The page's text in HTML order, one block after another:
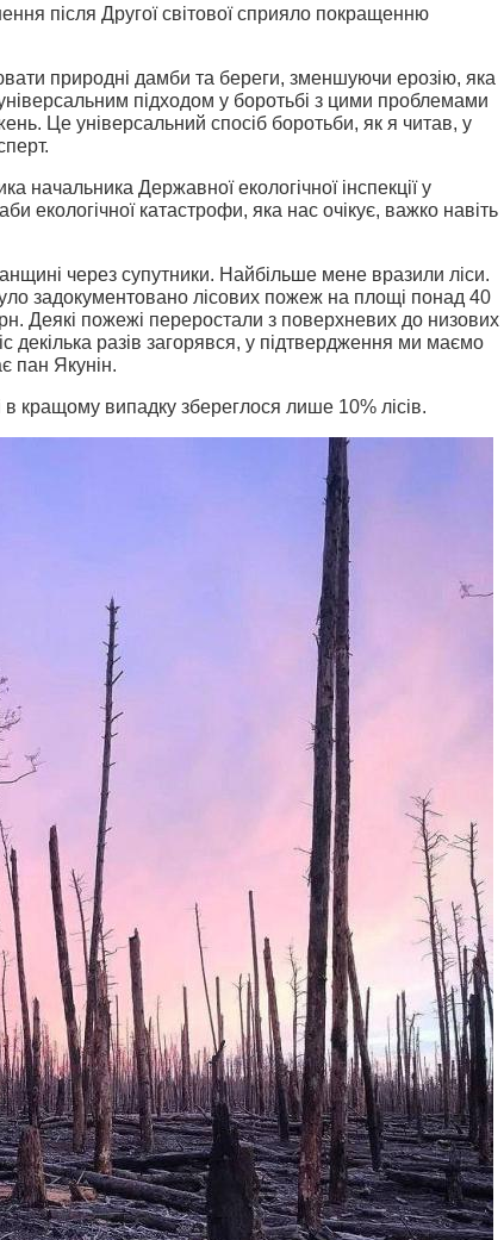
після Другої світової сприяло покращенню
природні дамби та береги, зменшуючи ерозію, яка
підходом у боротьбі з цими проблемами
Це універсальний спосіб боротьби, як я читав, у
начальника Державної екологічної інспекції у
екологічної катастрофи, яка нас очікує, важко навіть
через супутники. Найбільше мене вразили ліси.
задокументовано лісових пожеж на площі понад 40
Деякі пожежі переростали з поверхневих до низових
декілька разів загорявся, у підтвердження ми маємо
пан Якунін.
в кращому випадку збереглося лише 10% лісів.